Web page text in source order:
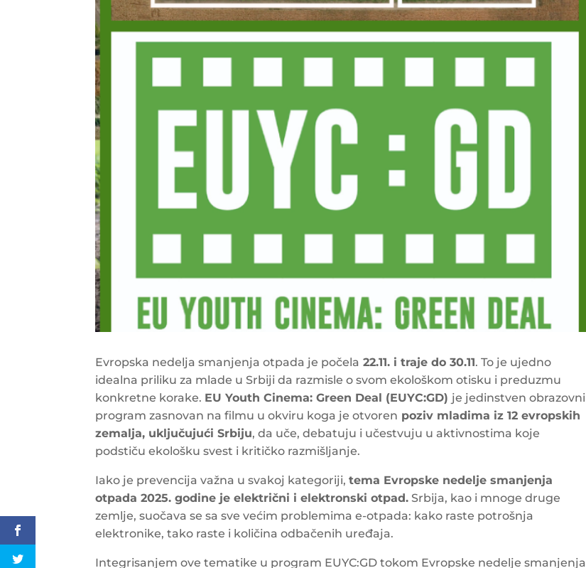
Evropska nedelja smanjenja otpada je počela 22.11. i traje do 30.11. To je ujedno
idealna priliku za mlade u Srbiji da razmisle o svom ekološkom otisku i preduzmu
konkretne korake. EU Youth Cinema: Green Deal (EUYC:GD) je jedinstven obrazovni
program zasnovan na filmu u okviru koga je otvoren poziv mladima iz 12 evropskih
zemalja, uključujući Srbiju, da uče, debatuju i učestvuju u aktivnostima koje
podstiču ekološku svest i kritičko razmišljanje.
Iako je prevencija važna u svakoj kategoriji,tema Evropske nedelje smanjenja
otpada 2025. godine je električni i elektronski otpad. Srbija, kao i mnoge druge
zemlje, suočava se sa sve većim problemima e-otpada: kako raste potrošnja
elektronike, tako raste i količina odbačenih uređaja.
Integrisanjem ove tematike u program EUYC:GD tokom Evropske nedelje smanjenja